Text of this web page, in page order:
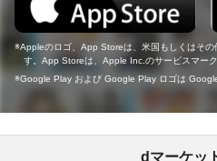
Appleのロゴ、App Storeは、米国もしくはそ
す。App Storeは、Apple Inc.のサービスマーク
Google Play および Google Play ロゴは
dマーケッ